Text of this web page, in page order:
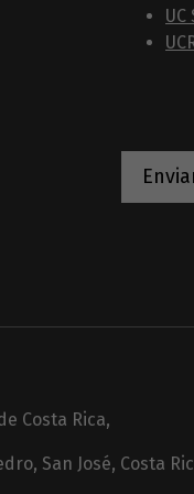
Costa Rica,
San José, Costa